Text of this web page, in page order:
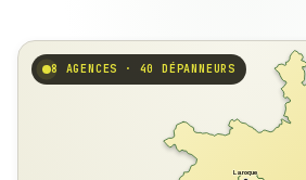
Laroque
8 AGENCES · 40 DÉPANNEURS